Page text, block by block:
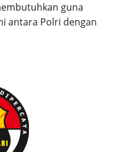
guna
antara Polri dengan